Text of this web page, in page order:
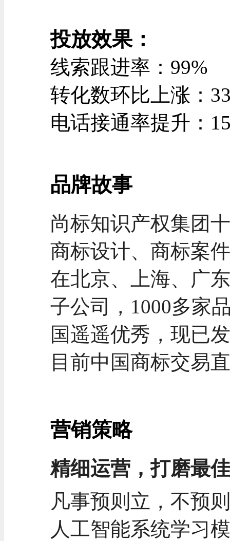
投放效果：
线索跟进率：99%
转化数环比上涨：
电话接通率提升：
品牌故事
尚标知识产权集团
商标设计、商标案
在北京、上海、广
子公司，1000多家
国遥遥优秀，现已
目前中国商标交易
营销策略
精细运营，打磨最
凡事预则立，不预
人工智能系统学习